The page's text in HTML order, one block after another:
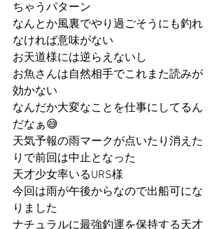
ちゃうパターン
なんとか風裏でやり過ごそうにも釣れ
なければ意味がない
お天道様には逆らえないし
お魚さんは自然相手でこれまた読みが
効かない
なんだか大変なことを仕事にしてるん
だなぁ😅
天気予報の雨マークが点いたり消えた
りで前回は中止となった
天才少女率いるURS様
今回は雨が午後からなので出船可にな
りました
ナチュラルに最強釣運を保持する天才